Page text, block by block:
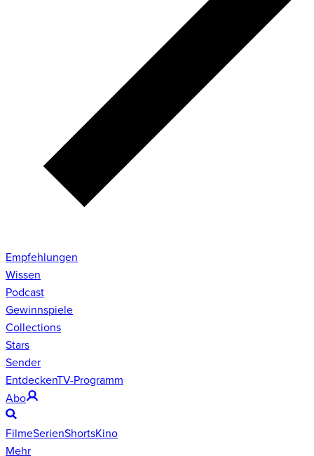
Empfehlungen
Wissen
Podcast
Gewinnspiele
Collections
Stars
Sender
EntdeckenTV-Programm
Abo
FilmeSerienShortsKino
Mehr